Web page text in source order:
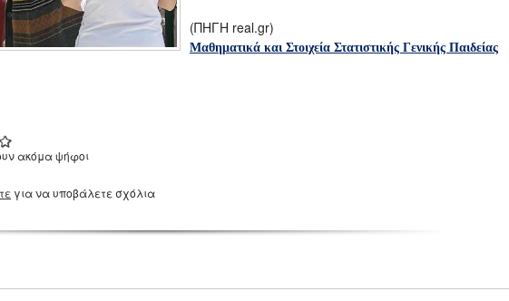
(ΠΗΓΗ real.gr)
Μαθηματικά και Στοιχεία Στατιστικής Γενικής Παιδείας
ακόμα ψήφοι
για να υποβάλετε σχόλια